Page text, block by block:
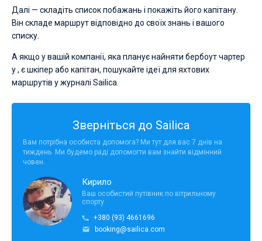
Далі — складіть список побажань і покажіть його капітану.
Він складе маршрут відповідно до своїх знань і вашого
списку.
А якщо у вашій компанії, яка планує найняти бербоут чартер
у , є шкіпер або капітан, пошукайте ідеї для яхтових
маршрутів у журналі Sailica.
Зверніться до Sailica
Вам потрібна особиста допомога? Ми тут для вас 7 днів на
тиждень. Ми будемо раді допомогти вам знайти відмінний
човен.
Кирило
Ваш особистий путівник по вітрильному
спорту
+380 (93) 4661696
booking@sailica.com